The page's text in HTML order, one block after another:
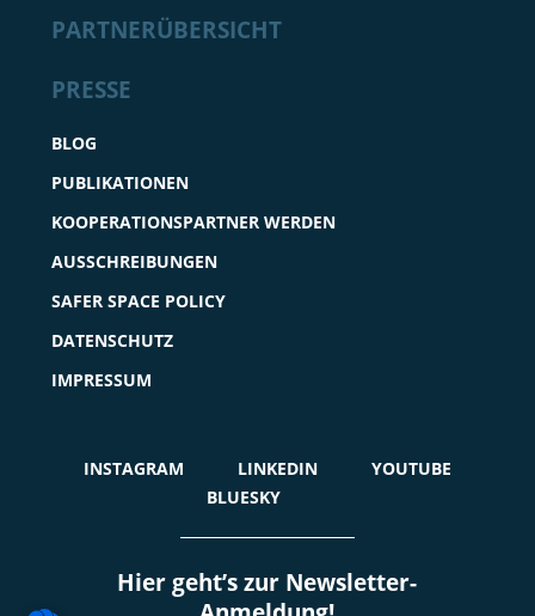
PARTNERÜBERSICHT
PRESSE
BLOG
PUBLIKATIONEN
KOOPERATIONSPARTNER WERDEN
AUSSCHREIBUNGEN
SAFER SPACE POLICY
DATENSCHUTZ
IMPRESSUM
INSTAGRAM LINKEDIN
YOUTUBE
BLUESKY
Hier geht’s zur Newsletter-